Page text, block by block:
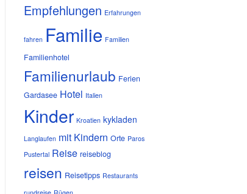
Empfehlungen Erfahrungen
fahren Familie Familien
Familienhotel
Familienurlaub Ferien
Gardasee Hotel Italien
Kinder Kroatien kykladen
Langlaufen mit Kindern Orte Paros
Pustertal Reise reiseblog
reisen Reisetipps Restaurants